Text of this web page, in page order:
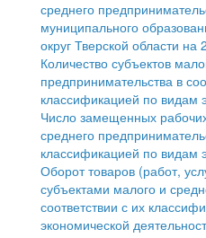
Культура
Образование
Здравоохранение
Социальная защита
Фотоальбом
Открытые данные
Работа с обращениями
Муниципальный контроль
Муниципальные услуги
Проекты
Антимонопольный
Противодействие коррупции
объектов недвижимости
Имущественная поддержка
среднего
Информационная
среднего
Муниципальные программы
Контрольно-счетная палата
среднего
муниципального
округ Тверской области на
Количество субъектов
предпринимательства в
классификацией по видам
Число замещенных
среднего
классификацией по видам
Оборот товаров (работ,
субъектами малого и
соответствии с их
экономической